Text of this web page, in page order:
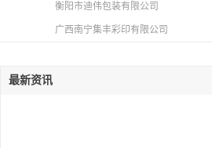
衡阳市迪伟包装有限公司
广西南宁集丰彩印有限公司
最新资讯